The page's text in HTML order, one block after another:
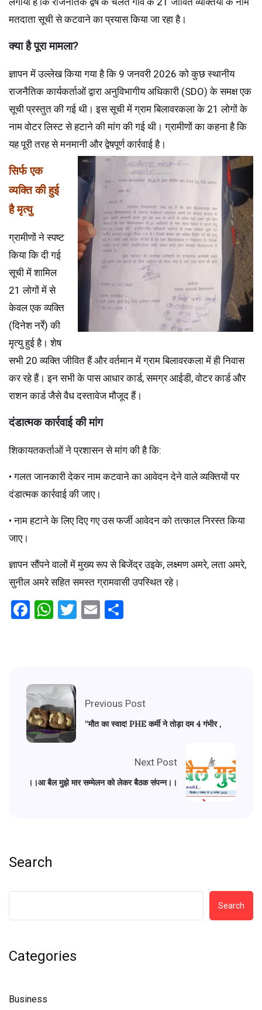
मतदाता सूची से कटवाने का प्रयास किया जा रहा है।
क्या है पूरा मामला?
ज्ञापन में उल्लेख किया गया है कि 9 जनवरी 2026 को कुछ स्थानीय
राजनैतिक कार्यकर्ताओं द्वारा अनुविभागीय अधिकारी (SDO) के समक्ष एक
सूची प्रस्तुत की गई थी। इस सूची में ग्राम बिलावरकला के 21 लोगों के
नाम वोटर लिस्ट से हटाने की मांग की गई थी। ग्रामीणों का कहना है कि
यह पूरी तरह से मनमानी और द्वेषपूर्ण कार्रवाई है।
सिर्फ एक
व्यक्ति की हुई
है मृत्यु
ग्रामीणों ने स्पष्ट
किया कि दी गई
सूची में शामिल
21 लोगों में से
केवल एक व्यक्ति
(दिनेश नर्रे) की
मृत्यु हुई है। शेष
सभी 20 व्यक्ति जीवित हैं और वर्तमान में ग्राम बिलावरकला में ही निवास
कर रहे हैं। इन सभी के पास आधार कार्ड, समग्र आईडी, वोटर कार्ड और
राशन कार्ड जैसे वैध दस्तावेज मौजूद हैं।
दंडात्मक कार्रवाई की मांग
शिकायतकर्ताओं ने प्रशासन से मांग की है कि:
• गलत जानकारी देकर नाम कटवाने का आवेदन देने वाले व्यक्तियों पर
दंडात्मक कार्रवाई की जाए।
• नाम हटाने के लिए दिए गए उस फर्जी आवेदन को तत्काल निरस्त किया
जाए।
ज्ञापन सौंपने वालों में मुख्य रूप से बिजेंद्र उइके, लक्ष्मण अमरे, लता अमरे,
सुनील अमरे सहित समस्त ग्रामवासी उपस्थित रहे।
Facebook
WhatsApp
Twitter
Email
Previous Post
“मौत का स्वाद! PHE कर्मी ने तोड़ा दम 4 गंभीर ,
Next Post
।।आ बैल मुझे मार सम्मेलन को लेकर बैठक संपन्न।।
Search
Search
Categories
Business